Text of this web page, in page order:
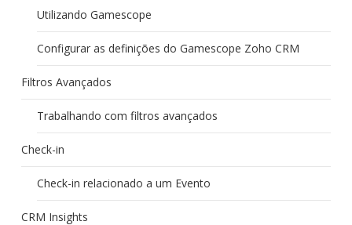
Utilizando Gamescope
Configurar as definições do Gamescope Zoho CRM
Filtros Avançados
Trabalhando com filtros avançados
Check-in
Check-in relacionado a um Evento
CRM Insights